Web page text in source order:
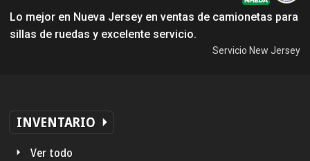
Lo mejor en Nueva Jersey en ventas de camionetas para
sillas de ruedas y excelente servicio.
Servicio New Jersey
INVENTARIO
Ver todo